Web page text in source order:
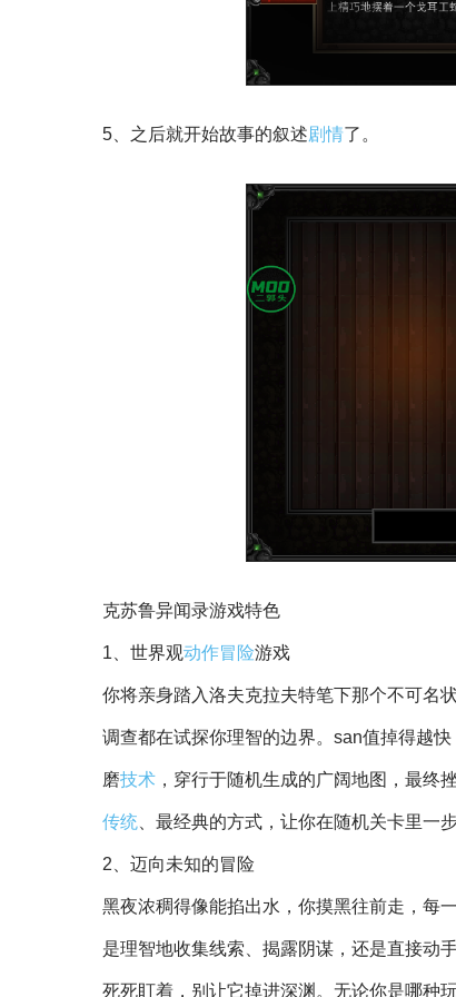
5、之后就开始故事的叙述剧情了。
克苏鲁异闻录游戏特色
1、世界观动作冒险游戏
你将亲身踏入洛夫克拉夫特笔下那个不可名
调查都在试探你理智的边界。san值掉得越快
磨技术 ，穿行于随机生成的广阔地图，最终
传统 、最经典的方式，让你在随机关卡里一
2、迈向未知的冒险
黑夜浓稠得像能掐出水，你摸黑往前走，
是理智地收集线索、揭露阴谋，还是直接动
死死盯着，别让它掉进深渊。无论你是哪种